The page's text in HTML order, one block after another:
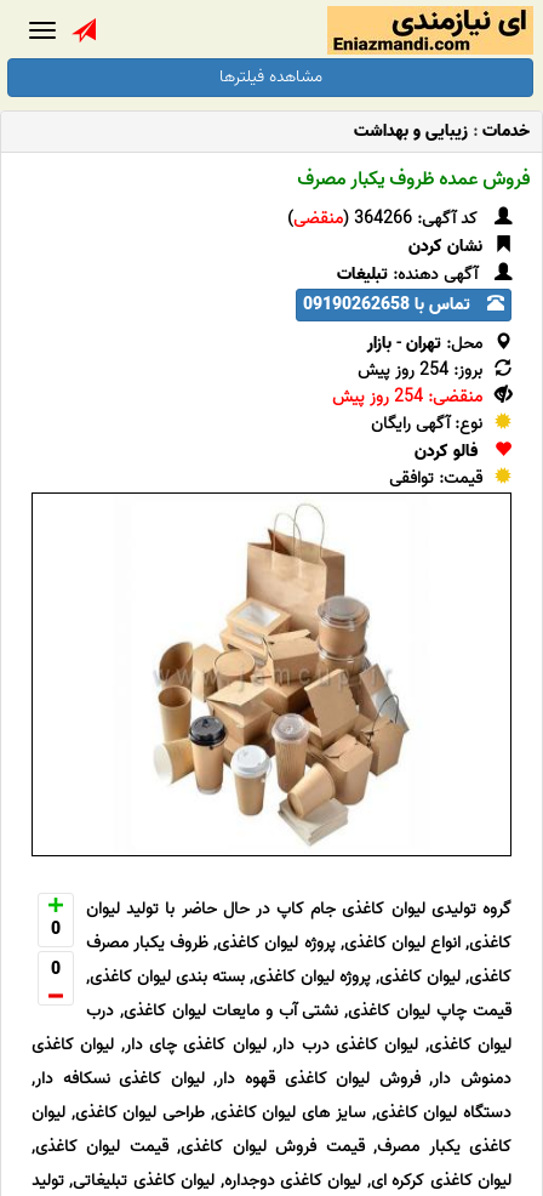
مشاهده فیلترها
خدمات: زیبایی و بهداشت
فروش عمده ظروف یکبار مصرف
کد آگهی: 364266 ( منقضی)
نشان کردن
آگهی دهنده: تبلیغات
تماس با 09190262658
محل: تهران-بازار
بروز: 254 روز پیش
منقضی: 254 روز پیش
نوع: آگهی رایگان
فالو کردن
قیمت: توافقی
0
0
گروه تولیدی لیوان کاغذی جام کاپ در حال حاضر با تولید لیوان
کاغذی, انواع لیوان کاغذی, پروژه لیوان کاغذی, ظروف یکبار مصرف
کاغذی, لیوان کاغذی, پروژه لیوان کاغذی, بسته بندی لیوان کاغذی,
قیمت چاپ لیوان کاغذی, نشتی آب و مایعات لیوان کاغذی, درب
لیوان کاغذی, لیوان کاغذی درب دار, لیوان کاغذی چای دار, لیوان کاغذی
دمنوش دار, فروش لیوان کاغذی قهوه دار, لیوان کاغذی نسکافه دار,
دستگاه لیوان کاغذی, سایز های لیوان کاغذی, طراحی لیوان کاغذی, لیوان
کاغذی یکبار مصرف, قیمت فروش لیوان کاغذی, قیمت لیوان کاغذی,
لیوان کاغذی کرکره ای, لیوان کاغذی دوجداره, لیوان کاغذی تبلیغاتی, تولید